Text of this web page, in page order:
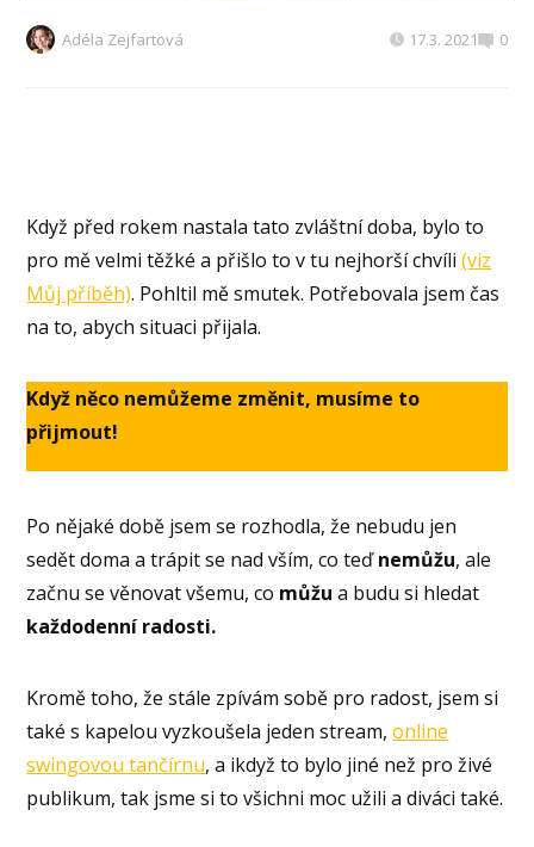
Adéla Zejfartová 17.3. 2021 0
Když před rokem nastala tato zvláštní doba, bylo to
pro mě velmi těžké a přišlo to v tu nejhorší chvíli(viz
Můj příběh). Pohltil mě smutek. Potřebovala jsem čas
na to, abych situaci přijala.
Když něco nemůžeme změnit, musíme to
přijmout!
Po nějaké době jsem se rozhodla, že nebudu jen
sedět doma a trápit se nad vším, co teďnemůžu, ale
začnu se věnovat všemu, co můžu a budu si hledat
každodenní radosti.
Kromě toho, že stále zpívám sobě pro radost, jsem si
také s kapelou vyzkoušela jeden stream,online
swingovou tančírnu, a ikdyž to bylo jiné než pro živé
publikum, tak jsme si to všichni moc užili a diváci také.